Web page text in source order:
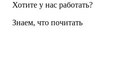
Хотите у нас работать?
Знаем, что почитать